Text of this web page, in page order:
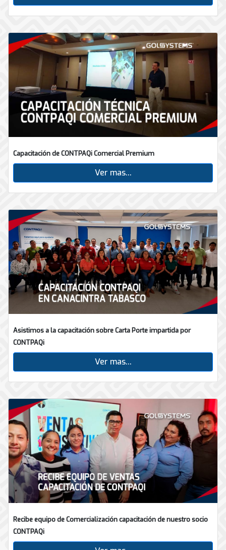
Capacitación de CONTPAQi Comercial Premium
Ver mas...
Asistimos a la capacitación sobre Carta Porte impartida por
CONTPAQi
Ver mas...
Recibe equipo de Comercialización capacitación de nuestro socio
CONTPAQi